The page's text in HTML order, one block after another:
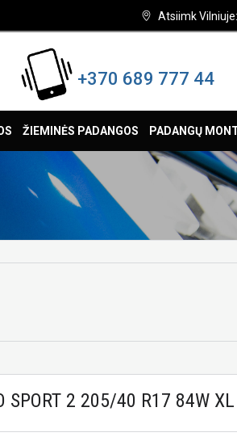
Atsiimk
+370 689 777 44
ŽIEMINĖS PADANGOS PADANGŲ
SPORT 2 205/40 R17 84W XL